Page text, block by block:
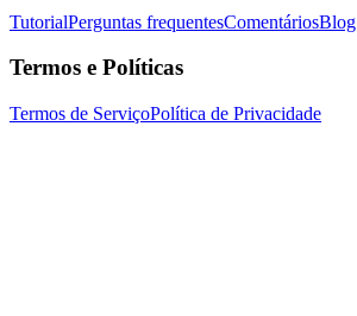
TutorialPerguntas frequentesComentáriosBlog
Termos e Políticas
Termos de ServiçoPolítica de Privacidade